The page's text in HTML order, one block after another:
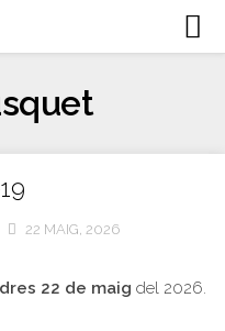
22 MAIG, 2026
22 de maig del 2026.